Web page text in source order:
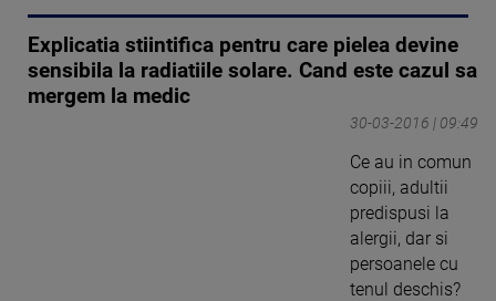
Explicatia stiintifica pentru care pielea devine
sensibila la radiatiile solare. Cand este cazul sa
mergem la medic
30-03-2016 | 09:49
Ce au in comun
copiii, adultii
predispusi la
alergii, dar si
persoanele cu
tenul deschis?